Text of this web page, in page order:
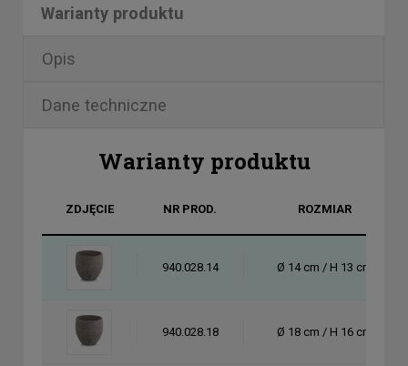
Warianty produktu
Opis
Dane techniczne
Warianty produktu
ZDJĘCIE NR PROD. ROZMIAR
940.028.14 Ø 14 cm / H 13 cm
940.028.18 Ø 18 cm / H 16 cm